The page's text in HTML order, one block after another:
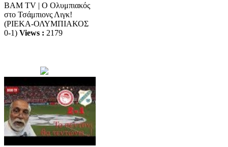
BAM TV | Ο Ολυμπιακός
στο Τσάμπιονς Λιγκ!
(ΡΙΕΚΑ-ΟΛΥΜΠΙΑΚΟΣ
0-1) Views : 2179